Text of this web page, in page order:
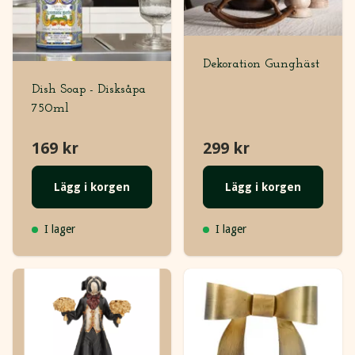
Dish Soap - Disksåpa
750ml
169 kr
Lägg i korgen
I lager
Dekoration Gunghäst
299 kr
Lägg i korgen
I lager